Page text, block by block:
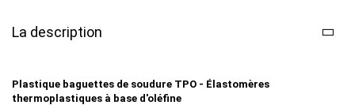
La description
Plastique baguettes de soudure TPO - Élastomères
thermoplastiques à base d'oléfine